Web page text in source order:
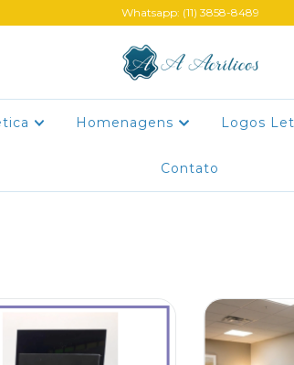
Whatsapp: (11) 3858-8489
Homenagens Logos
Contato